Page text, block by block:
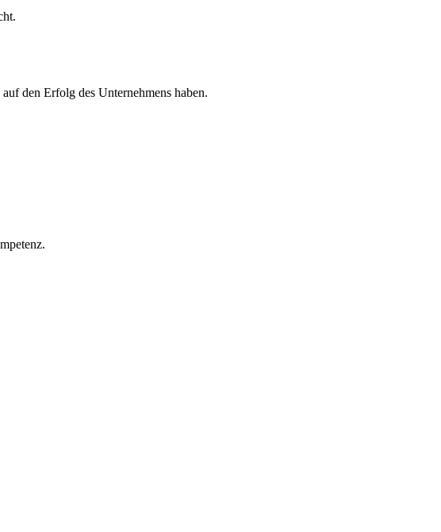
den Erfolg des Unternehmens haben.